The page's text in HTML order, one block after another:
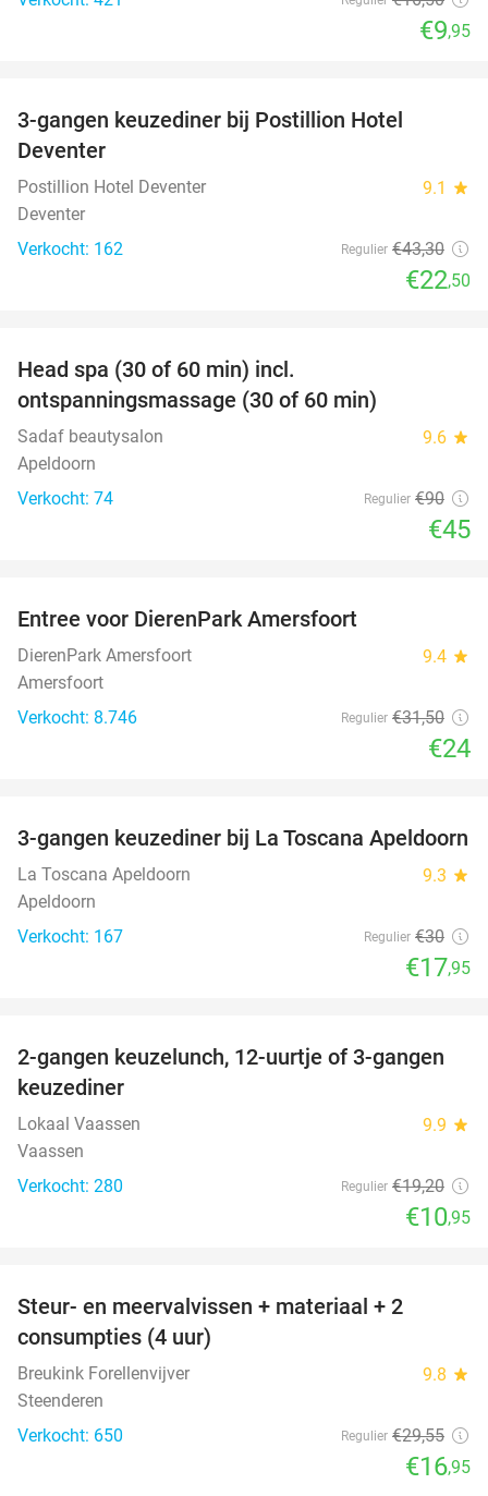
€9,95
3-gangen keuzediner bij Postillion Hotel
Deventer
Postillion Hotel Deventer 9.1 star
Deventer
Verkocht: 162
Regulier €43,30
€22,50
Head spa (30 of 60 min) incl.
ontspanningsmassage (30 of 60 min)
Sadaf beautysalon 9.6 star
Apeldoorn
Verkocht: 74
Regulier €90
€45
Entree voor DierenPark Amersfoort
DierenPark Amersfoort 9.4 star
Amersfoort
Verkocht: 8.746
Regulier €31,50
€24
40%
3-gangen keuzediner bij La Toscana Apeldoorn
La Toscana Apeldoorn 9.3 star
Apeldoorn
Verkocht: 167
Regulier €30
€17,95
43%
2-gangen keuzelunch, 12-uurtje of 3-gangen
keuzediner
Lokaal Vaassen 9.9 star
Vaassen
Verkocht: 280
Regulier €19,20
€10,95
Steur- en meervalvissen + materiaal + 2
consumpties (4 uur)
Breukink Forellenvijver 9.8 star
Steenderen
Verkocht: 650
Regulier €29,55
€16,95